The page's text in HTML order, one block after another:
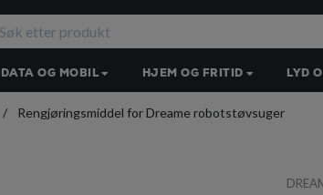
DATA OG MOBIL HJEM OG FRITID LYD
Rengjøringsmiddel for Dreame robotstøvsuger